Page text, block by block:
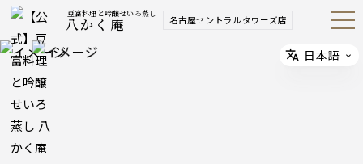
豆富料理と吟醸せいろ蒸し
八かく庵 名古屋セントラルタワーズ店 Open
Navig
Select
日本語